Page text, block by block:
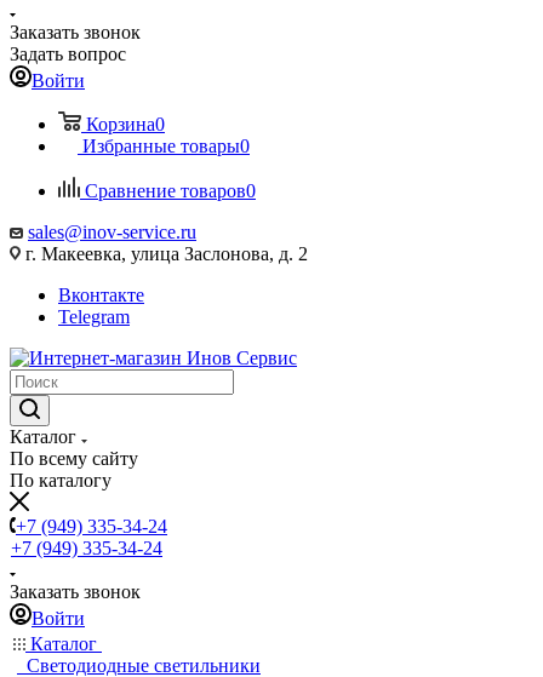
Заказать звонок
Задать вопрос
Войти
Корзина0
Избранные товары0
Сравнение товаров0
sales@inov-service.ru
г. Макеевка, улица Заслонова, д. 2
Вконтакте
Telegram
Каталог
По всему сайту
По каталогу
+7 (949) 335-34-24
+7 (949) 335-34-24
Заказать звонок
Войти
Каталог
Светодиодные светильники